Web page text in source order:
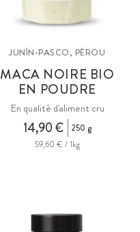
JUNÍN-PASCO, PÉROU
MACA NOIRE BIO
EN POUDRE
En qualité d'aliment cru
14,90 €
250 g
59,60 € / 1kg